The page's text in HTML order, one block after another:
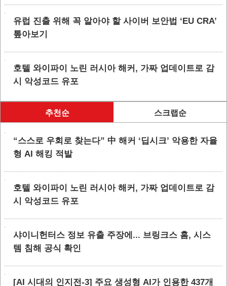
유럽 진출 위해 꼭 알아야 할 사이버 보안법 ‘EU CRA’
톺아보기
호텔 와이파이 노린 러시아 해커, 가짜 업데이트로 감
시 악성코드 유포
추천순 스크랩순
“스스로 우회로 찾는다” 中 해커 ‘딥시크’ 악용한 자율
형 AI 해킹 적발
호텔 와이파이 노린 러시아 해커, 가짜 업데이트로 감
시 악성코드 유포
샤이니헌터스 정보 유출 주장에... 브링크스 홈, 시스
템 침해 공식 확인
[AI 시대의 인지전-3] 주요 생성형 AI가 인용한 437개